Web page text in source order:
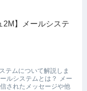
2M】メールシステ
テムについて解説しま
ルシステムとは？ メー
されたメッセージや他